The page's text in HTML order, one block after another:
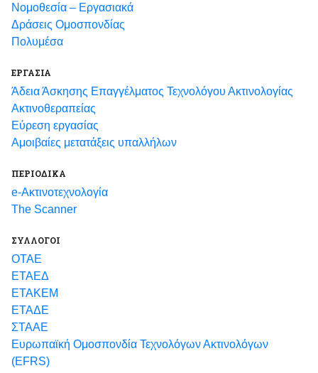
Νομοθεσία – Εργασιακά
Δράσεις Ομοσπονδίας
Πολυμέσα
ΕΡΓΑΣΙΑ
Άδεια Άσκησης Επαγγέλματος Τεχνολόγου Ακτινολογίας
Ακτινοθεραπείας
Εύρεση εργασίας
Αμοιβαίες μετατάξεις υπαλλήλων
ΠΕΡΙΟΔΙΚΑ
e-Ακτινοτεχνολογία
The Scanner
ΣΥΛΛΟΓΟΙ
ΟΤΑΕ
ΕΤΑΕΔ
ΕΤΑΚΕΜ
ΕΤΑΔΕ
ΣΤΑΑΕ
Ευρωπαϊκή Ομοσπονδία Τεχνολόγων Ακτινολόγων
(EFRS)